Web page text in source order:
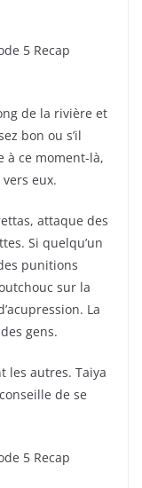
de la rivière et
bon ou s’il
à ce moment-là,
eux.
attaque des
Si quelqu’un
punitions
sur la
La
gens.
les autres. Taiya
de se